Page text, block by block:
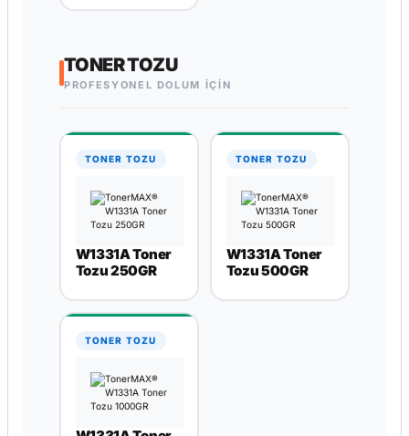
TONER TOZU
PROFESYONEL DOLUM İÇİN
TONER TOZU
W1331A Toner
Tozu 250GR
TONER TOZU
W1331A Toner
Tozu 500GR
TONER TOZU